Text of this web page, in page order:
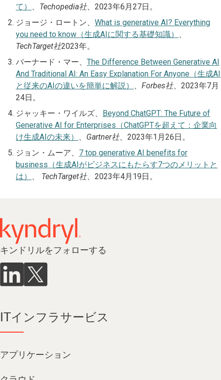
て）
、 Techopedia社、2023年6月27日。
ジョージ・ロートン、 What is generative AI? Everything
you need to know（生成AIに関する基礎知識）
、
TechTarget社2023年。
バーナード・マー、 The Difference Between Generative AI
And Traditional AI: An Easy Explanation For Anyone（生成AI
と従来のAIの違いを簡単に解説）
、 Forbes社、2023年7月
24日。
ジャッキー・ワイルズ、 Beyond ChatGPT: The Future of
Generative AI for Enterprises（ChatGPTを超えて：企業向
け生成AIの未来）
、 Gartner社、2023年1月26日。
ジョン・ムーア、 7 top generative AI benefits for
business（生成AIがビジネスにもたらす7つのメリットと
は）
、 TechTarget社、2023年4月19日。
キンドリルをフォローする
ITインフラサービス
アプリケーション